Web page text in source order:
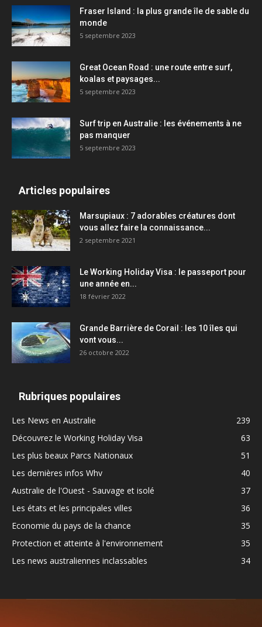
Fraser Island : la plus grande île de sable du
monde
5 septembre 2023
Great Ocean Road : une route entre surf,
koalas et paysages...
5 septembre 2023
Surf trip en Australie : les événements à ne
pas manquer
5 septembre 2023
Articles populaires
Marsupiaux : 7 adorables créatures dont
vous allez faire la connaissance...
2 septembre 2021
Le Working Holiday Visa : le passeport pour
une année en...
18 février 2022
Grande Barrière de Corail : les 10 îles qui
vont vous...
26 octobre 2022
Rubriques populaires
Les News en Australie
239
Découvrez le Working Holiday Visa
63
Les plus beaux Parcs Nationaux
51
Les dernières infos Whv
40
Australie de l'Ouest - Sauvage et isolé
37
Les états et les principales villes
36
Economie du pays de la chance
35
Protection et atteinte à l'environnement
35
Les news australiennes inclassables
34